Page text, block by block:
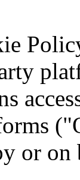
or